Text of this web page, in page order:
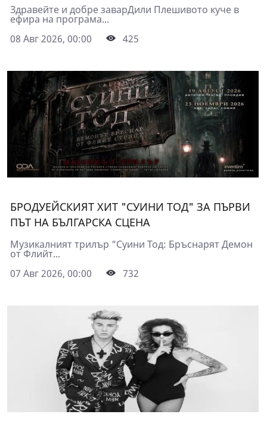
Здравейте и добре заварДили Плешивото куче в
ефира на програма...
08 Авг 2026, 00:00
425
БРОДУЕЙСКИЯТ ХИТ "СУИНИ ТОД" ЗА ПЪРВИ
ПЪТ НА БЪЛГАРСКА СЦЕНА
Музикалният трилър "Суини Тод: Бръснарят Демон
от Флийт...
07 Авг 2026, 00:00
732